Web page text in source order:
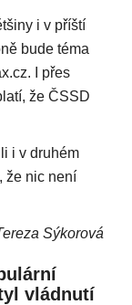
i v příští
bude téma
I přes
že ČSSD
i v druhém
že nic není
Sýkorová
vládnutí